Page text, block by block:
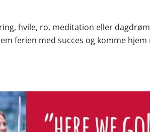
hvile, ro, meditation eller
ferien med succes og komme